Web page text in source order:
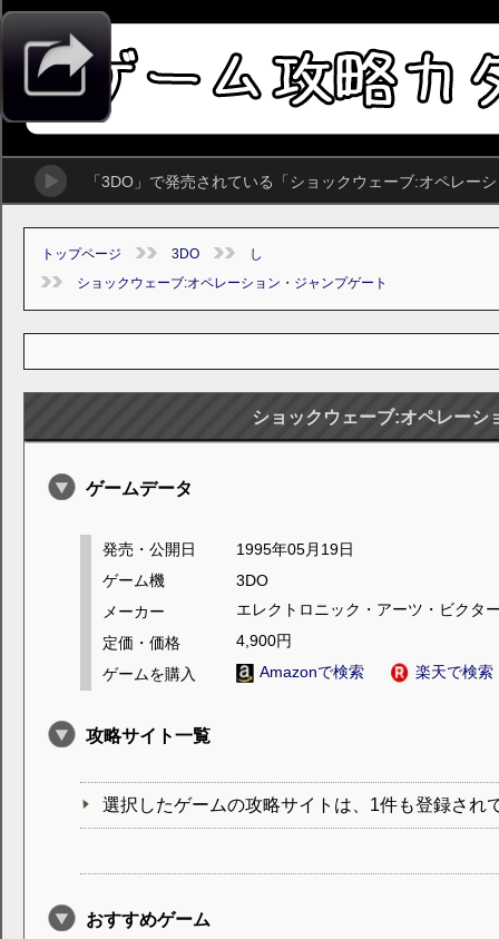
「3DO」で発売されている「ショックウェーブ:オペレー
トップページ 3DO
し
ショックウェーブ:オペレーション・ジャンプゲート
ショックウェーブ:オペレーシ
ゲームデータ
発売・公開日
1995年05月19日
ゲーム機
3DO
メーカー
エレクトロニック・アーツ・ビクタ
定価・価格
4,900円
ゲームを購入
Amazonで検索 楽天で検索
攻略サイト一覧
選択したゲームの攻略サイトは、1件も登録され
おすすめゲーム